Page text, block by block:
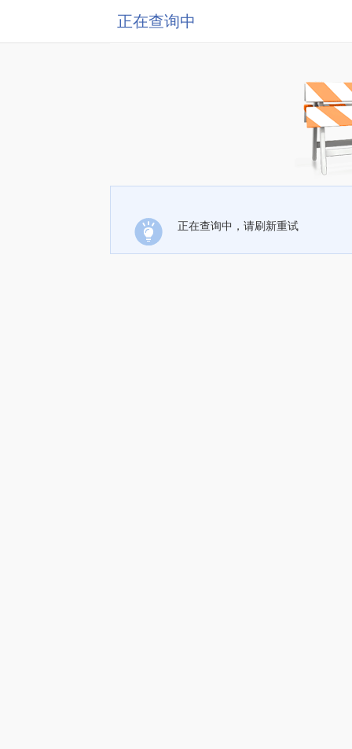
正在查询中
正在查询中，请刷新重试